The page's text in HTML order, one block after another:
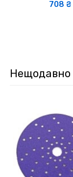
708 ₴
Нещодавно